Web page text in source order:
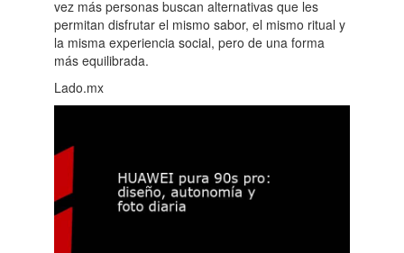
vez más personas buscan alternativas que les
permitan disfrutar el mismo sabor, el mismo ritual y
la misma experiencia social, pero de una forma
más equilibrada.
Lado.mx